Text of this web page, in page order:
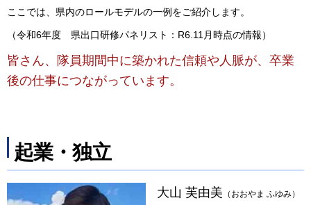
ここでは、県内のロールモデルの一例をご紹介します。
（令和6年度 県出口研修パネリスト：R6.11月時点の情報）
皆さん、隊員期間中に築かれた信頼や人脈が、卒業
後の仕事につながっています。
起業・独立
大山 芙由美 （おおやま ふゆみ）